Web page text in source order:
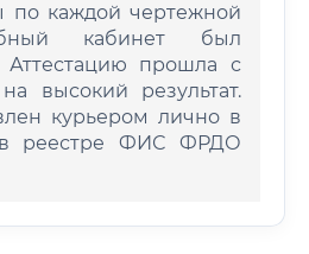
по каждой чертежной
кабинет был
Аттестацию прошла с
высокий результат.
курьером лично в
в реестре ФИС ФРДО